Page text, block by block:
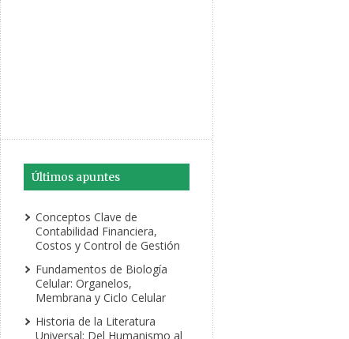
Últimos apuntes
Conceptos Clave de
Contabilidad Financiera,
Costos y Control de Gestión
Fundamentos de Biología
Celular: Organelos,
Membrana y Ciclo Celular
Historia de la Literatura
Universal: Del Humanismo al